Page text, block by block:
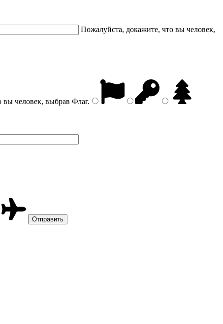
Пожалуйста, докажите, что вы человек,
вы человек, выбрав Флаг.